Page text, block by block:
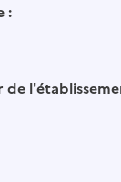
:
de